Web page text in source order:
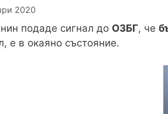
2020
подаде сигнал до ОЗБГ, че
е в окаяно състояние.